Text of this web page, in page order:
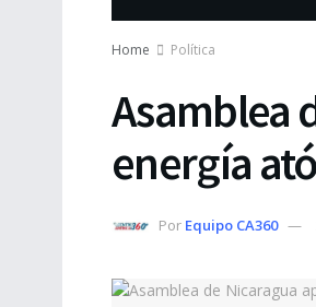
Home Política
Asamblea
energía
Por Equipo CA360